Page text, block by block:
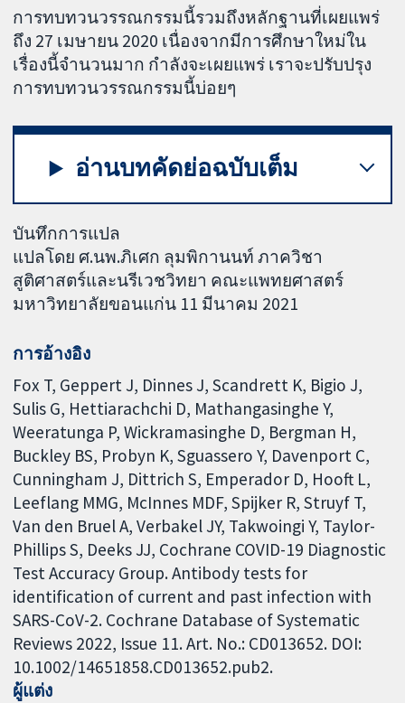
การทบทวนวรรณกรรมนี้รวมถึงหลักฐานที่เผยแพร่
ถึง 27 เมษายน 2020 เนื่องจากมีการศึกษาใหม่ใน
เรื่องนี้จำนวนมาก กำลังจะเผยแพร่ เราจะปรับปรุง
การทบทวนวรรณกรรมนี้บ่อยๆ
อ่านบทคัดย่อฉบับเต็ม
บันทึกการแปล
แปลโดย ศ.นพ.ภิเศก ลุมพิกานนท์ ภาควิชา
สูติศาสตร์และนรีเวชวิทยา คณะแพทยศาสตร์
มหาวิทยาลัยขอนแก่น 11 มีนาคม 2021
การอ้างอิง
Fox T, Geppert J, Dinnes J, Scandrett K, Bigio J,
Sulis G, Hettiarachchi D, Mathangasinghe Y,
Weeratunga P, Wickramasinghe D, Bergman H,
Buckley BS, Probyn K, Sguassero Y, Davenport C,
Cunningham J, Dittrich S, Emperador D, Hooft L,
Leeflang MMG, McInnes MDF, Spijker R, Struyf T,
Van den Bruel A, Verbakel JY, Takwoingi Y, Taylor-
Phillips S, Deeks JJ, Cochrane COVID-19 Diagnostic
Test Accuracy Group. Antibody tests for
identification of current and past infection with
SARS-CoV-2. Cochrane Database of Systematic
Reviews 2022, Issue 11. Art. No.: CD013652. DOI:
10.1002/14651858.CD013652.pub2.
ผู้แต่ง